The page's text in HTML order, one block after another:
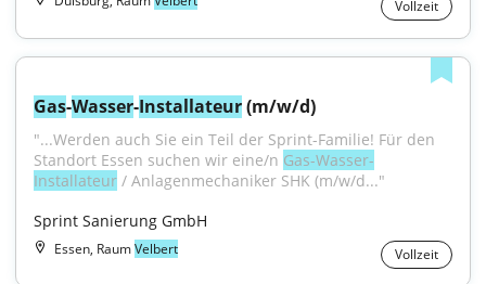
Vollzeit
Gas-Wasser-Installateur (m/w/d)
"...Werden auch Sie ein Teil der Sprint-Familie! Für den
Standort Essen suchen wir eine/n Gas-Wasser-
Installateur / Anlagenmechaniker SHK (m/w/d..."
Sprint Sanierung GmbH
Essen, RaumVelbert Vollzeit